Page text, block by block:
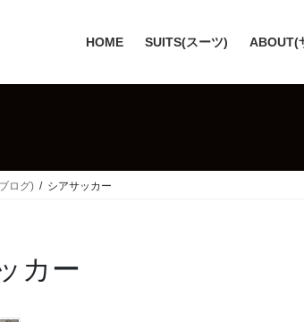
HOME SUITS(スーツ) ABOUT(
ログ) シアサッカー
カー